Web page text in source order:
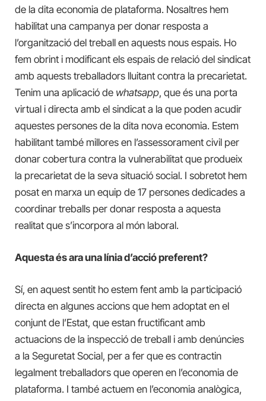
de la dita economia de plataforma. Nosaltres hem
habilitat una campanya per donar resposta a
l’organització del treball en aquests nous espais. Ho
fem obrint i modificant els espais de relació del sindicat
amb aquests treballadors lluitant contra la precarietat.
Tenim una aplicació de whatsapp, que és una porta
virtual i directa amb el sindicat a la que poden acudir
aquestes persones de la dita nova economia. Estem
habilitant també millores en l’assessorament civil per
donar cobertura contra la vulnerabilitat que produeix
la precarietat de la seva situació social. I sobretot hem
posat en marxa un equip de 17 persones dedicades a
coordinar treballs per donar resposta a aquesta
realitat que s’incorpora al món laboral.
Aquesta és ara una línia d’acció preferent?
Sí, en aquest sentit ho estem fent amb la participació
directa en algunes accions que hem adoptat en el
conjunt de l’Estat, que estan fructificant amb
actuacions de la inspecció de treball i amb denúncies
a la Seguretat Social, per a fer que es contractin
legalment treballadors que operen en l’economia de
plataforma. I també actuem en l’economia analògica,